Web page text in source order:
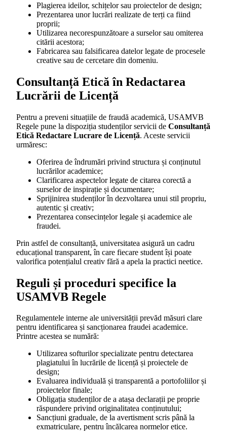
Plagierea ideilor, schițelor sau proiectelor de design;
Prezentarea unor lucrări realizate de terți ca fiind
proprii;
Utilizarea necorespunzătoare a surselor sau omiterea
citării acestora;
Fabricarea sau falsificarea datelor legate de procesele
creative sau de cercetare din domeniu.
Consultanță Etică în Redactarea
Lucrării de Licență
Pentru a preveni situațiile de fraudă academică, USAMVB
Regele pune la dispoziția studenților servicii de Consultanță
Etică Redactare Lucrare de Licență. Aceste servicii
urmăresc:
Oferirea de îndrumări privind structura și conținutul
lucrărilor academice;
Clarificarea aspectelor legate de citarea corectă a
surselor de inspirație și documentare;
Sprijinirea studenților în dezvoltarea unui stil propriu,
autentic și creativ;
Prezentarea consecințelor legale și academice ale
fraudei.
Prin astfel de consultanță, universitatea asigură un cadru
educațional transparent, în care fiecare student își poate
valorifica potențialul creativ fără a apela la practici neetice.
Reguli și proceduri specifice la
USAMVB Regele
Regulamentele interne ale universității prevăd măsuri clare
pentru identificarea și sancționarea fraudei academice.
Printre acestea se numără:
Utilizarea softurilor specializate pentru detectarea
plagiatului în lucrările de licență și proiectele de
design;
Evaluarea individuală și transparentă a portofoliilor și
proiectelor finale;
Obligația studenților de a atașa declarații pe proprie
răspundere privind originalitatea conținutului;
Sancțiuni graduale, de la avertisment scris până la
exmatriculare, pentru încălcarea normelor etice.